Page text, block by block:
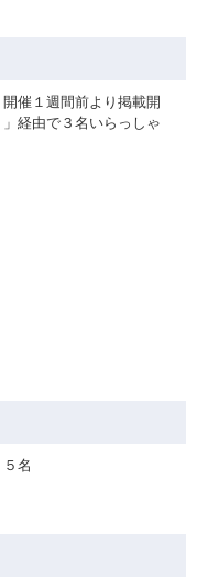
催１週間前より掲載開
経由で３名いらっしゃ
名